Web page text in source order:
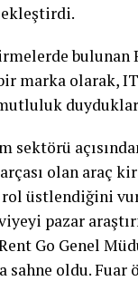
bulunan
marka olarak,
sektörü
olan araç
üstlendiğini
pazar
Go Genel
oldu. Fuar